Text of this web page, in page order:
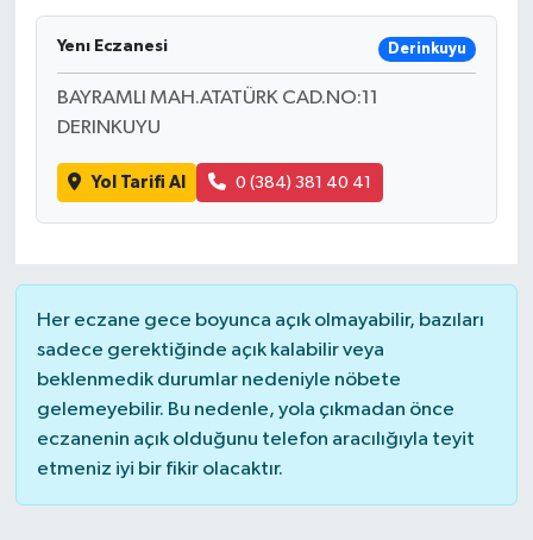
Yenı Eczanesi Derinkuyu
BAYRAMLI MAH.ATATÜRK CAD.NO:11
DERINKUYU
Yol Tarifi Al 0 (384) 381 40 41
Her eczane gece boyunca açık olmayabilir, bazıları
sadece gerektiğinde açık kalabilir veya
beklenmedik durumlar nedeniyle nöbete
gelemeyebilir. Bu nedenle, yola çıkmadan önce
eczanenin açık olduğunu telefon aracılığıyla teyit
etmeniz iyi bir fikir olacaktır.
Ardahan Müftülüğü
Artvin Müftülüğü
Aydın Müftülüğü
Balıkesir Müftülüğü
Bartın Müftülüğü
Batman Müftülüğü
Bayburt Müftülüğü
Bilecik Müftülüğü
Kudüs
Kurban
Mukabele
Peygamberimizin Hayatı
Ramazan
Sahabeler
Zekat
Hutbeler
DİYANET AKADEMİ
DİYANET GENÇLİK
DİYANET RADYO/TV
DEPREM
Dünya
Eğitim
Kültür-Sanat